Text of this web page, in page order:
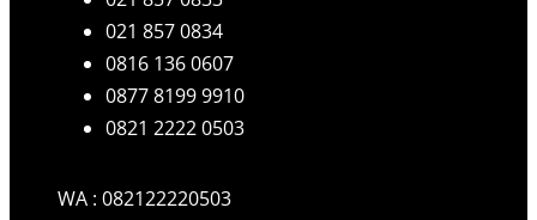
021 857 0834
0816 136 0607
0877 8199 9910
0821 2222 0503
WA : 082122220503